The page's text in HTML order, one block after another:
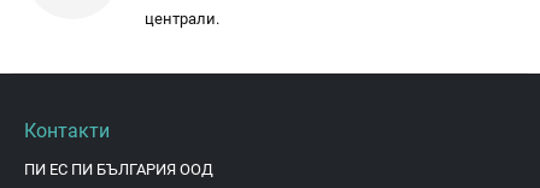
централи.
Контакти
ПИ ЕС ПИ БЪЛГАРИЯ ООД